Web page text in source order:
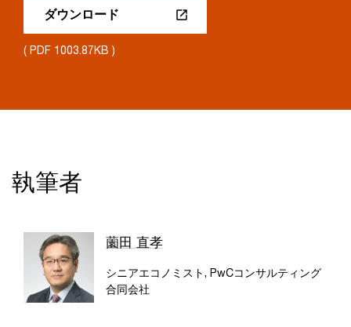
ダウンロード
( PDF 1003.87KB )
執筆者
薗田 直孝
シニアエコノミスト, PwCコンサルティング
合同会社